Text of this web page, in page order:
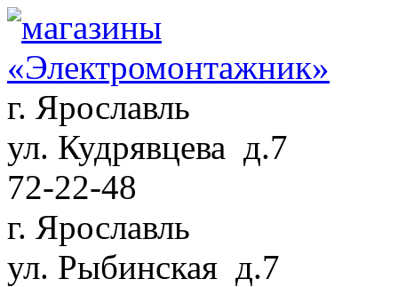
г. Ярославль
ул. Кудрявцева д.7
72-22-48
г. Ярославль
ул. Рыбинская д.7